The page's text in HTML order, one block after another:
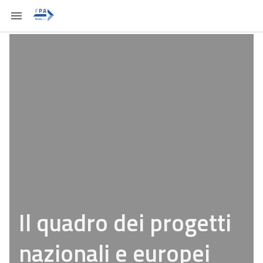
Il quadro dei progetti
nazionali e europei